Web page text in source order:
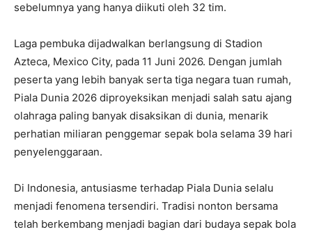
sebelumnya yang hanya diikuti oleh 32 tim.
Laga pembuka dijadwalkan berlangsung di Stadion
Azteca, Mexico City, pada 11 Juni 2026. Dengan jumlah
peserta yang lebih banyak serta tiga negara tuan rumah,
Piala Dunia 2026 diproyeksikan menjadi salah satu ajang
olahraga paling banyak disaksikan di dunia, menarik
perhatian miliaran penggemar sepak bola selama 39 hari
penyelenggaraan.
Di Indonesia, antusiasme terhadap Piala Dunia selalu
menjadi fenomena tersendiri. Tradisi nonton bersama
telah berkembang menjadi bagian dari budaya sepak bola